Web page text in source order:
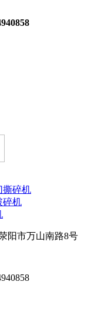
撕碎机
碎机
阳市万山南路8号